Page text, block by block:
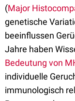
(Major
genetische
beeinflussen
Jahre haben
Bedeutung von
individuelle
immunologisch